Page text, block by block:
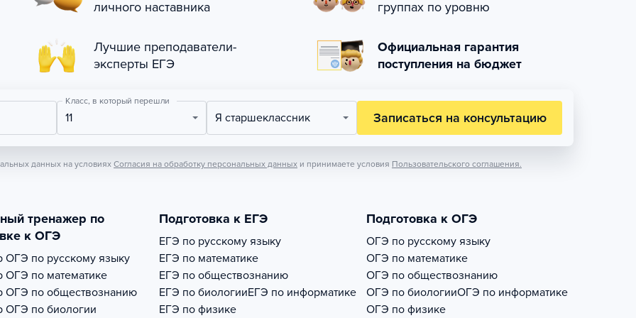
личного наставника группах по уровню
Лучшие преподаватели-
эксперты ЕГЭ
Официальная гарантия
поступления на бюджет
Класс, в который перешли
11 Я старшеклассник Записаться на консультацию
данных на условиях Согласия на обработку персональных данных и принимаете условия Пользовательского соглашения.
тренажер по
к ОГЭ
ОГЭ по русскому языку
ОГЭ по математике
ОГЭ по обществознанию
ОГЭ по биологии
Подготовка к ЕГЭ
ЕГЭ по русскому языку
ЕГЭ по математике
ЕГЭ по обществознанию
ЕГЭ по биологииЕГЭ по информатике
ЕГЭ по физике
Подготовка к ОГЭ
ОГЭ по русскому языку
ОГЭ по математике
ОГЭ по обществознанию
ОГЭ по биологииОГЭ по информатике
ОГЭ по физике